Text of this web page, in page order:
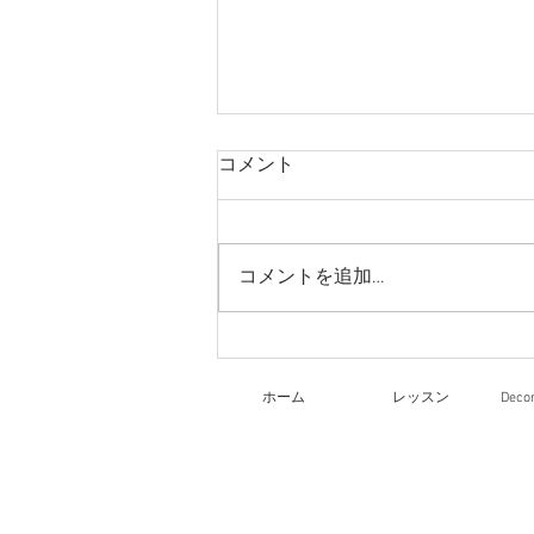
リーガロイヤルホテル大阪
コメント
コメントを追加…
ホーム レッスン